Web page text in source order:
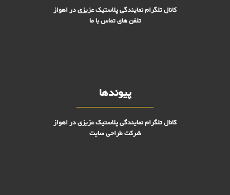
کانال تلگرام نمایندگی پلاستیک عزیزی در اهواز
تلفن های تماس با ما
پیوندها
کانال تلگرام نمایندگی پلاستیک عزیزی در اهواز
شرکت طراحی سایت